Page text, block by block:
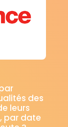
des
leurs
par date